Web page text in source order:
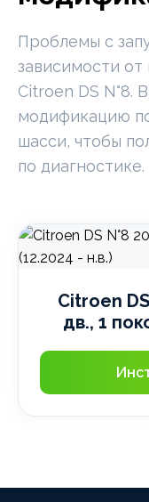
Проблемы с
зависимости
Citroen DS N°8.
модификацию
шасси, чтобы
по диагностике.
Citroen
дв., 1